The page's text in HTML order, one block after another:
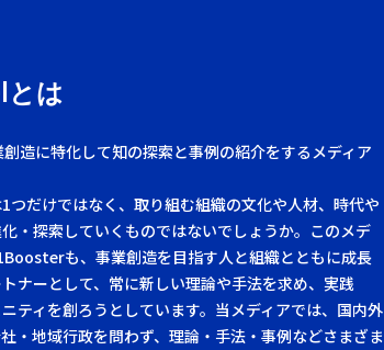
とは
造に特化して知の探索と事例の紹介をするメディア
つだけではなく、取り組む組織の文化や人材、時代や
・探索していくものではないでしょうか。このメデ
も、事業創造を目指す人と組織とともに成長
ナーとして、常に新しい理論や手法を求め、実践
ティを創ろうとしています。当メディアでは、国内外
・地域行政を問わず、理論・手法・事例などさまざま